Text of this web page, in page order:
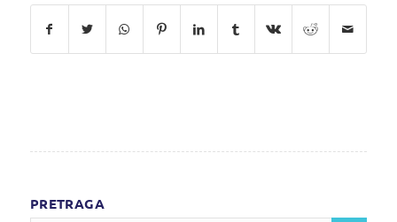
PRETRAGA